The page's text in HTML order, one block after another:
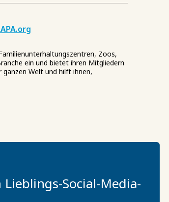
Zoos,
ein und bietet ihren Mitgliedern
ganzen Welt und hilft ihnen,
Social-Media-